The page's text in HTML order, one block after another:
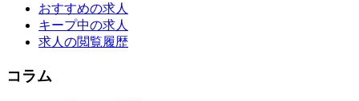
おすすめの求人
キープ中の求人
求人の閲覧履歴
コラム